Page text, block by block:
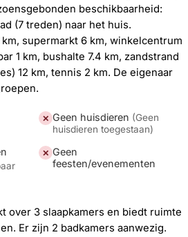
beschikbaarheid:
(7 treden) naar het huis.
supermarkt 6 km, winkelcentrum
1 km, bushalte 7.4 km, zandstrand
12 km, tennis 2 km. De eigenaar
✕ Geen huisdieren (Geen
huisdieren toegestaan)
✕ Geen
feesten/evenementen
over 3 slaapkamers en biedt ruimte
Er zijn 2 badkamers aanwezig.